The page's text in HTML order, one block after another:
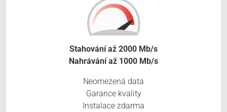
Stahování až 2000 Mb/s
Nahrávání až 1000 Mb/s
Neomezená data
Garance kvality
Instalace zdarma